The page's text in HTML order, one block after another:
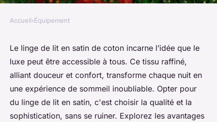
ÉQUIPEMENT
Linge de lit satin de coton : le
luxe accessible à tous
Célia•26 octobre 2024•4 min de lecture
Accueil›Équipement
Le linge de lit en satin de coton incarne l’idée que le
luxe peut être accessible à tous. Ce tissu raffiné,
alliant douceur et confort, transforme chaque nuit en
une expérience de sommeil inoubliable. Opter pour
du linge de lit en satin, c'est choisir la qualité et la
sophistication, sans se ruiner. Explorez les avantages